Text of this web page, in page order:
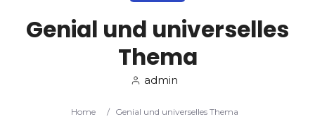
Location
Genial und universelles
Thema
admin
Home / Genial und universelles Thema